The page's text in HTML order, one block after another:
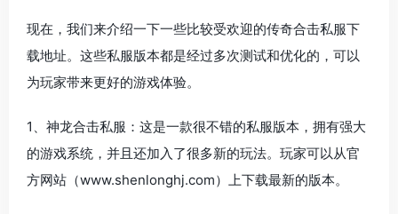
现在，我们来介绍一下一些比较受欢迎的传奇合击私服下
载地址。这些私服版本都是经过多次测试和优化的，可以
为玩家带来更好的游戏体验。
1、神龙合击私服：这是一款很不错的私服版本，拥有强大
的游戏系统，并且还加入了很多新的玩法。玩家可以从官
方网站（www.shenlonghj.com）上下载最新的版本。